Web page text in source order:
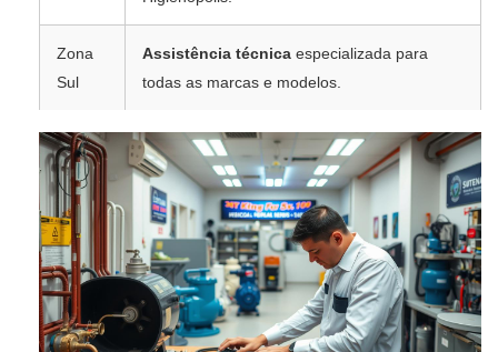
Zona
Sul
Assistência técnica especializada para
todas as marcas e modelos.